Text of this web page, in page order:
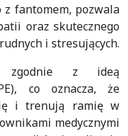
z fantomem, pozwala
oraz skutecznego
i stresujących.
zgodnie z ideą
co oznacza, że
i trenują ramię w
medycznymi